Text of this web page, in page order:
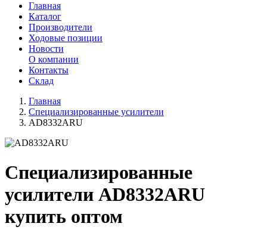
Главная
Каталог
Производители
Ходовые позиции
Новости
О компании
Контакты
Склад
Главная
Специализированные усилители
AD8332ARU
Специализированные
усилители AD8332ARU
купить оптом